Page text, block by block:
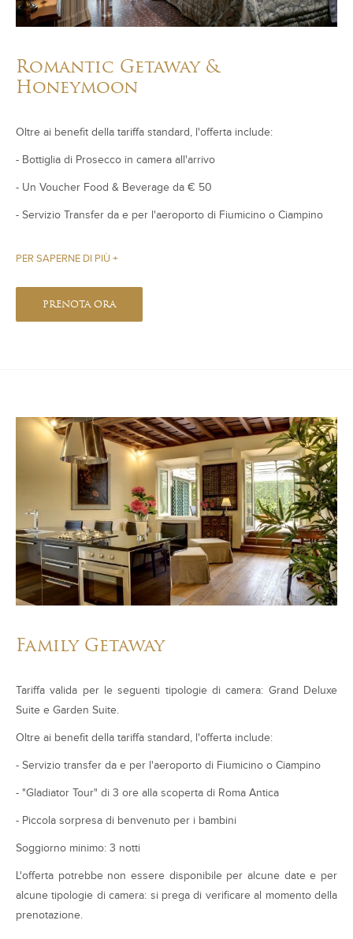
Romantic Getaway &
Honeymoon
Oltre ai benefit della tariffa standard, l'offerta include:
- Bottiglia di Prosecco in camera all'arrivo
- Un Voucher Food & Beverage da € 50
- Servizio Transfer da e per l'aeroporto di Fiumicino o Ciampino
PER SAPERNE DI PIÙ
PRENOTA ORA
Family Getaway
Tariffa valida per le seguenti tipologie di camera: Grand Deluxe
Suite e Garden Suite.
Oltre ai benefit della tariffa standard, l'offerta include:
- Servizio transfer da e per l'aeroporto di Fiumicino o Ciampino
- "Gladiator Tour" di 3 ore alla scoperta di Roma Antica
- Piccola sorpresa di benvenuto per i bambini
Soggiorno minimo: 3 notti
L'offerta potrebbe non essere disponibile per alcune date e per
alcune tipologie di camera: si prega di verificare al momento della
prenotazione.